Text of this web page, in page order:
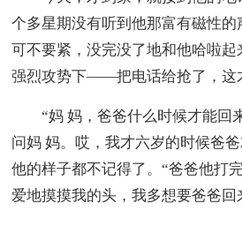
个多星期没有听到他那富有磁性
可不要紧，没完没了地和他哈啦
强烈攻势下——把电话给抢了，这
“妈 妈，爸爸什么时候才能回
问妈 妈。哎，我才六岁的时候爸
他的样子都不记得了。“爸爸他打
爱地摸摸我的头，我多想要爸爸回